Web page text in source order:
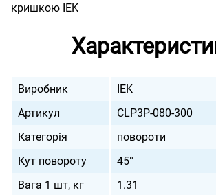
кришкою IEK
Виробник
IEK
Артикул
CLP3P-080-300
Категорія
повороти
Кут повороту
45°
Вага 1 шт, кг
1.31